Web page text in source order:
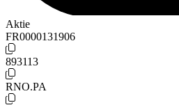
Aktie
FR0000131906
893113
RNO.PA